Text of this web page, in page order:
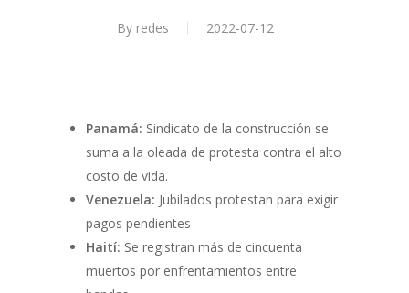
By redes 2022-07-12
Panamá: Sindicato de la construcción se
suma a la oleada de protesta contra el alto
costo de vida.
Venezuela: Jubilados protestan para exigir
pagos pendientes
Haití: Se registran más de cincuenta
muertos por enfrentamientos entre